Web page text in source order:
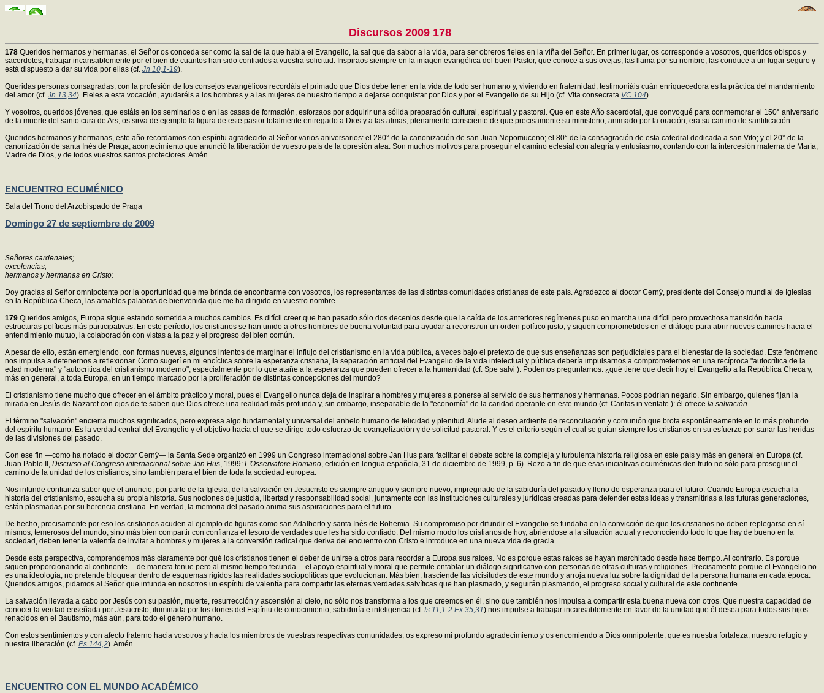
Discursos 2009 178
178 Queridos hermanos y hermanas, el Señor os conceda ser como la sal de la que habla el Evangelio, la sal que da sabor a la vida, para ser obreros fieles en la viña del Señor. En primer lugar, os corresponde a vosotros, queridos obispos y
sacerdotes, trabajar incansablemente por el bien de cuantos han sido confiados a vuestra solicitud. Inspiraos siempre en la imagen evangélica del buen Pastor, que conoce a sus ovejas, las llama por su nombre, las conduce a un lugar seguro y
está dispuesto a dar su vida por ellas (cf. Jn 10,1-19).
Queridas personas consagradas, con la profesión de los consejos evangélicos recordáis el primado que Dios debe tener en la vida de todo ser humano y, viviendo en fraternidad, testimoniáis cuán enriquecedora es la práctica del mandamiento
del amor (cf. Jn 13,34). Fieles a esta vocación, ayudaréis a los hombres y a las mujeres de nuestro tiempo a dejarse conquistar por Dios y por el Evangelio de su Hijo (cf. Vita consecrata VC 104).
Y vosotros, queridos jóvenes, que estáis en los seminarios o en las casas de formación, esforzaos por adquirir una sólida preparación cultural, espiritual y pastoral. Que en este Año sacerdotal, que convoqué para conmemorar el 150° aniversario
de la muerte del santo cura de Ars, os sirva de ejemplo la figura de este pastor totalmente entregado a Dios y a las almas, plenamente consciente de que precisamente su ministerio, animado por la oración, era su camino de santificación.
Queridos hermanos y hermanas, este año recordamos con espíritu agradecido al Señor varios aniversarios: el 280° de la canonización de san Juan Nepomuceno; el 80° de la consagración de esta catedral dedicada a san Vito; y el 20° de la
canonización de santa Inés de Praga, acontecimiento que anunció la liberación de vuestro país de la opresión atea. Son muchos motivos para proseguir el camino eclesial con alegría y entusiasmo, contando con la intercesión materna de María,
Madre de Dios, y de todos vuestros santos protectores. Amén.
ENCUENTRO ECUMÉNICO
Sala del Trono del Arzobispado de Praga
Domingo 27 de septiembre de 2009
Señores cardenales;
excelencias;
hermanos y hermanas en Cristo:
Doy gracias al Señor omnipotente por la oportunidad que me brinda de encontrarme con vosotros, los representantes de las distintas comunidades cristianas de este país. Agradezco al doctor Cerný, presidente del Consejo mundial de Iglesias
en la República Checa, las amables palabras de bienvenida que me ha dirigido en vuestro nombre.
179 Queridos amigos, Europa sigue estando sometida a muchos cambios. Es difícil creer que han pasado sólo dos decenios desde que la caída de los anteriores regímenes puso en marcha una difícil pero provechosa transición hacia
estructuras políticas más participativas. En este período, los cristianos se han unido a otros hombres de buena voluntad para ayudar a reconstruir un orden político justo, y siguen comprometidos en el diálogo para abrir nuevos caminos hacia el
entendimiento mutuo, la colaboración con vistas a la paz y el progreso del bien común.
A pesar de ello, están emergiendo, con formas nuevas, algunos intentos de marginar el influjo del cristianismo en la vida pública, a veces bajo el pretexto de que sus enseñanzas son perjudiciales para el bienestar de la sociedad. Este fenómeno
nos impulsa a detenernos a reflexionar. Como sugerí en mi encíclica sobre la esperanza cristiana, la separación artificial del Evangelio de la vida intelectual y pública debería impulsarnos a comprometernos en una recíproca "autocrítica de la
edad moderna" y "autocrítica del cristianismo moderno", especialmente por lo que atañe a la esperanza que pueden ofrecer a la humanidad (cf. Spe salvi ). Podemos preguntarnos: ¿qué tiene que decir hoy el Evangelio a la República Checa y,
más en general, a toda Europa, en un tiempo marcado por la proliferación de distintas concepciones del mundo?
El cristianismo tiene mucho que ofrecer en el ámbito práctico y moral, pues el Evangelio nunca deja de inspirar a hombres y mujeres a ponerse al servicio de sus hermanos y hermanas. Pocos podrían negarlo. Sin embargo, quienes fijan la
mirada en Jesús de Nazaret con ojos de fe saben que Dios ofrece una realidad más profunda y, sin embargo, inseparable de la "economía" de la caridad operante en este mundo (cf. Caritas in veritate ): él ofrece la salvación.
El término "salvación" encierra muchos significados, pero expresa algo fundamental y universal del anhelo humano de felicidad y plenitud. Alude al deseo ardiente de reconciliación y comunión que brota espontáneamente en lo más profundo
del espíritu humano. Es la verdad central del Evangelio y el objetivo hacia el que se dirige todo esfuerzo de evangelización y de solicitud pastoral. Y es el criterio según el cual se guían siempre los cristianos en su esfuerzo por sanar las heridas
de las divisiones del pasado.
Con ese fin —como ha notado el doctor Cerný— la Santa Sede organizó en 1999 un Congreso internacional sobre Jan Hus para facilitar el debate sobre la compleja y turbulenta historia religiosa en este país y más en general en Europa (cf.
Juan Pablo II, Discurso al Congreso internacional sobre Jan Hus , 1999: L'Osservatore Romano , edición en lengua española, 31 de diciembre de 1999, p. 6). Rezo a fin de que esas iniciativas ecuménicas den fruto no sólo para proseguir el
camino de la unidad de los cristianos, sino también para el bien de toda la sociedad europea.
Nos infunde confianza saber que el anuncio, por parte de la Iglesia, de la salvación en Jesucristo es siempre antiguo y siempre nuevo, impregnado de la sabiduría del pasado y lleno de esperanza para el futuro. Cuando Europa escucha la
historia del cristianismo, escucha su propia historia. Sus nociones de justicia, libertad y responsabilidad social, juntamente con las instituciones culturales y jurídicas creadas para defender estas ideas y transmitirlas a las futuras generaciones,
están plasmadas por su herencia cristiana. En verdad, la memoria del pasado anima sus aspiraciones para el futuro.
De hecho, precisamente por eso los cristianos acuden al ejemplo de figuras como san Adalberto y santa Inés de Bohemia. Su compromiso por difundir el Evangelio se fundaba en la convicción de que los cristianos no deben replegarse en sí
mismos, temerosos del mundo, sino más bien compartir con confianza el tesoro de verdades que les ha sido confiado. Del mismo modo los cristianos de hoy, abriéndose a la situación actual y reconociendo todo lo que hay de bueno en la
sociedad, deben tener la valentía de invitar a hombres y mujeres a la conversión radical que deriva del encuentro con Cristo e introduce en una nueva vida de gracia.
Desde esta perspectiva, comprendemos más claramente por qué los cristianos tienen el deber de unirse a otros para recordar a Europa sus raíces. No es porque estas raíces se hayan marchitado desde hace tiempo. Al contrario. Es porque
siguen proporcionando al continente —de manera tenue pero al mismo tiempo fecunda— el apoyo espiritual y moral que permite entablar un diálogo significativo con personas de otras culturas y religiones. Precisamente porque el Evangelio no
es una ideología, no pretende bloquear dentro de esquemas rígidos las realidades sociopolíticas que evolucionan. Más bien, trasciende las vicisitudes de este mundo y arroja nueva luz sobre la dignidad de la persona humana en cada época.
Queridos amigos, pidamos al Señor que infunda en nosotros un espíritu de valentía para compartir las eternas verdades salvíficas que han plasmado, y seguirán plasmando, el progreso social y cultural de este continente.
La salvación llevada a cabo por Jesús con su pasión, muerte, resurrección y ascensión al cielo, no sólo nos transforma a los que creemos en él, sino que también nos impulsa a compartir esta buena nueva con otros. Que nuestra capacidad de
conocer la verdad enseñada por Jesucristo, iluminada por los dones del Espíritu de conocimiento, sabiduría e inteligencia (cf. Is 11,1-2 Ex 35,31) nos impulse a trabajar incansablemente en favor de la unidad que él desea para todos sus hijos
renacidos en el Bautismo, más aún, para todo el género humano.
Con estos sentimientos y con afecto fraterno hacia vosotros y hacia los miembros de vuestras respectivas comunidades, os expreso mi profundo agradecimiento y os encomiendo a Dios omnipotente, que es nuestra fortaleza, nuestro refugio y
nuestra liberación (cf. Ps 144,2). Amén.
ENCUENTRO CON EL MUNDO ACADÉMICO